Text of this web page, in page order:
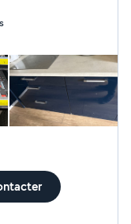
2 maisons